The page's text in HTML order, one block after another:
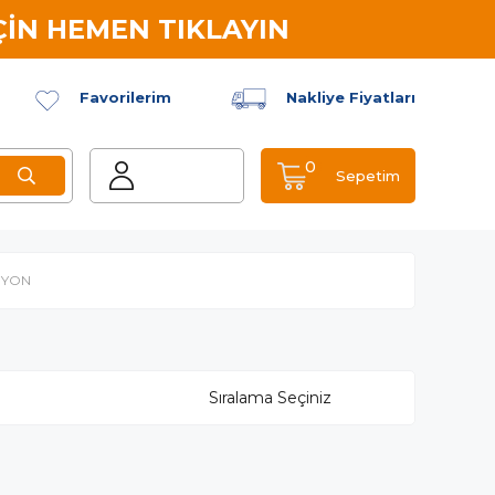
HEMEN TIKLAYIN
Favorilerim Nakliye Fiyatları
Sepetim
0